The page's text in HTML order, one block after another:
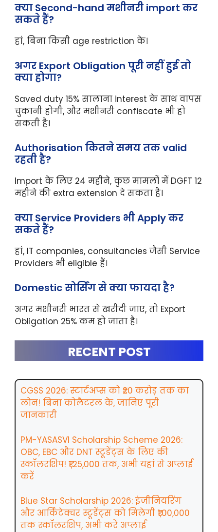
क्या Second-hand मशीनरी import कर
सकते हैं?
हां, बिना किसी age restriction के।
अगर Export Obligation पूरी नहीं हुई तो
क्या होगा?
Saved duty 15% सालाना interest के साथ वापस
चुकानी होगी, और मशीनरी confiscate भी हो
सकती है।
Authorisation कितने समय तक valid
रहती है?
Import के लिए 24 महीने, कुछ मामलों में DGFT 12
महीने की extra extension दे सकता है।
क्या Service Providers भी Apply कर
सकते हैं?
हां, IT companies, consultancies जैसी Service
Providers भी eligible हैं।
Domestic सोर्सिंग से क्या फायदा है?
अगर मशीनरी भारत से खरीदी जाए, तो Export
Obligation 25% कम हो जाता है।
RECENT POST
CGSS 2026: स्टार्टअप्स को ₹20 करोड़ तक का
लोन! बिना कोलैटरल के, जानिए पूरी
जानकारी
PM-YASASVI Scholarship Scheme 2026:
OBC, EBC और DNT स्टूडेंट्स के लिए की
स्कॉलरशिप! ₹1,25,000 तक, अभी यहां से अप्लाई
करें
Blue Star Scholarship 2026: इंजीनियरिंग
और आर्किटेक्चर स्टूडेंट्स को मिलेगी ₹1,00,000
तक स्कॉलरशिप, अभी करें अप्लाई